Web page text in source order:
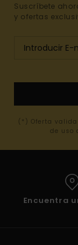
Suscríbete
y ofertas
(*) Oferta
de uso
Encuentra